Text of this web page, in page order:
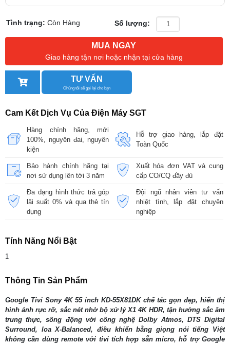
Tình trạng:Còn Hàng Số lượng:
MUA NGAY
Giao hàng tận nơi hoặc nhận tại cửa hàng
TƯ VẤN
Chúng tôi sẽ gọi lại cho bạn
Cam Kết Dịch Vụ Của Điện Máy SGT
Hàng chính hãng, mới
100%, nguyên đai, nguyên
kiện
Hỗ trợ giao hàng, lắp đặt
Toàn Quốc
Bảo hành chính hãng tại
nơi sử dụng lên tới 3 năm
Xuất hóa đơn VAT và cung
cấp CO/CQ đầy đủ
Đa dạng hình thức trả góp
lãi suất 0% và qua thẻ tín
dụng
Đội ngũ nhân viên tư vấn
nhiệt tình, lắp đặt chuyên
nghiệp
Tính Năng Nổi Bật
1
Thông Tin Sản Phẩm
Google Tivi Sony 4K 55 inch KD-55X81DK chế tác gọn đẹp, hiển thị
hình ảnh rực rỡ, sắc nét nhờ bộ xử lý X1 4K HDR, tận hưởng sắc âm
trung thực, sống động với công nghệ Dolby Atmos, DTS Digital
Surround, loa X-Balanced, điều khiển bằng giọng nói tiếng Việt
không cần dùng remote với tivi tích hợp sẵn micro, hỗ trợ Google